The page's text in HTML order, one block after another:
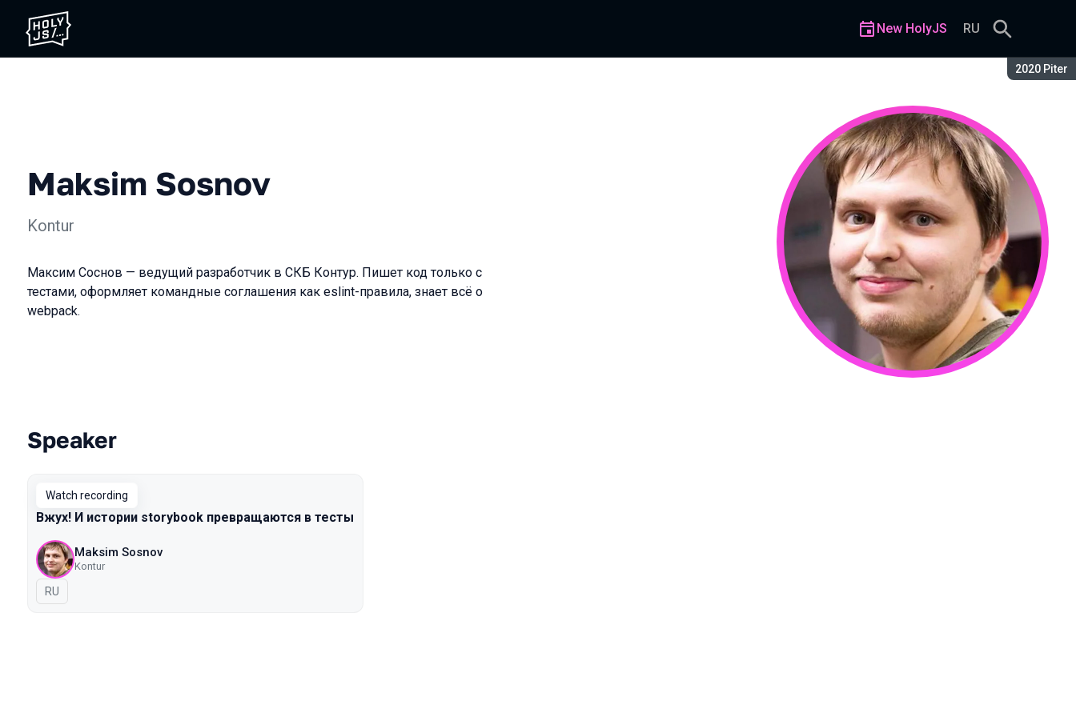
Season:
2020 Piter
New HolyJS RU
Maksim Sosnov
Kontur
Максим Соснов — ведущий разработчик в СКБ Контур. Пишет код только с
тестами, оформляет командные соглашения как eslint-правила, знает всё о
webpack.
Talks from 2020 Piter season
Speaker
Watch recording
Вжух! И истории storybook превращаются в тесты
Maksim Sosnov
Kontur
In Russian
RU